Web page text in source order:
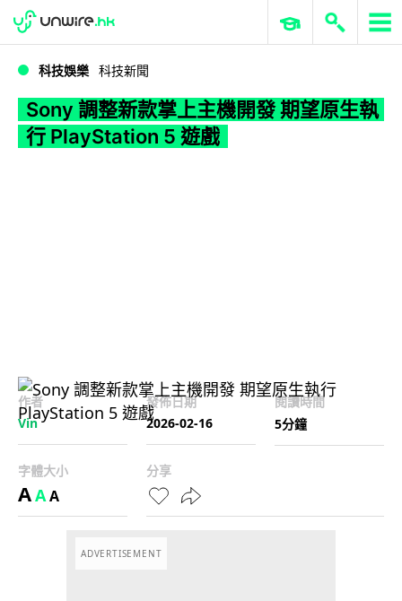
WWDC 2026 ERP 與商業 AI
科技娛樂 科技新聞
Sony 調整新款掌上主機開發 期望原生執
行 PlayStation 5 遊戲
作者
Vin
發佈日期
2026-02-16
閱讀時間
5分鐘
字體大小
AAA
分享
ADVERTISEMENT